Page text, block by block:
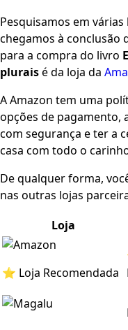
Pesquisamos em
chegamos à conclusão
para a compra do livro
pluraisé da loja da
A Amazon tem uma
opções de pagamento,
com segurança e ter a
casa com todo o
De qualquer forma,
nas outras lojas
Loja
⭐ Loja Recomendada